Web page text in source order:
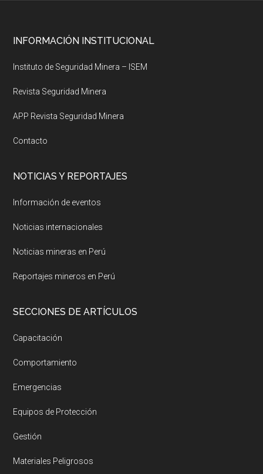
Footer
INFORMACIÓN INSTITUCIONAL
Instituto de Seguridad Minera – ISEM
Revista Seguridad Minera
APP Revista Seguridad Minera
Contacto
NOTICIAS Y REPORTAJES
Información de eventos
Noticias internacionales
Noticias mineras en Perú
Reportajes mineros en Perú
SECCIONES DE ARTÍCULOS
Capacitación
Comportamiento
Emergencias
Equipos de Protección
Gestión
Materiales Peligrosos